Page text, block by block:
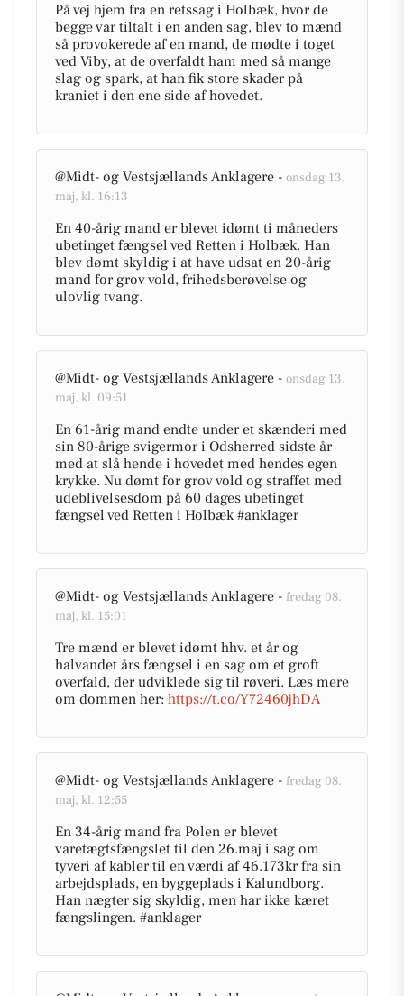
På vej hjem fra en retssag i Holbæk, hvor de
begge var tiltalt i en anden sag, blev to mænd
så provokerede af en mand, de mødte i toget
ved Viby, at de overfaldt ham med så mange
slag og spark, at han fik store skader på
kraniet i den ene side af hovedet.
@Midt- og Vestsjællands Anklagere - onsdag 13.
maj, kl. 16:13
En 40-årig mand er blevet idømt ti måneders
ubetinget fængsel ved Retten i Holbæk. Han
blev dømt skyldig i at have udsat en 20-årig
mand for grov vold, frihedsberøvelse og
ulovlig tvang.
@Midt- og Vestsjællands Anklagere - onsdag 13.
maj, kl. 09:51
En 61-årig mand endte under et skænderi med
sin 80-årige svigermor i Odsherred sidste år
med at slå hende i hovedet med hendes egen
krykke. Nu dømt for grov vold og straffet med
udeblivelsesdom på 60 dages ubetinget
fængsel ved Retten i Holbæk #anklager
@Midt- og Vestsjællands Anklagere - fredag 08.
maj, kl. 15:01
Tre mænd er blevet idømt hhv. et år og
halvandet års fængsel i en sag om et groft
overfald, der udviklede sig til røveri. Læs mere
om dommen her: https://t.co/Y72460jhDA
@Midt- og Vestsjællands Anklagere - fredag 08.
maj, kl. 12:55
En 34-årig mand fra Polen er blevet
varetægtsfængslet til den 26.maj i sag om
tyveri af kabler til en værdi af 46.173kr fra sin
arbejdsplads, en byggeplads i Kalundborg.
Han nægter sig skyldig, men har ikke kæret
fængslingen. #anklager